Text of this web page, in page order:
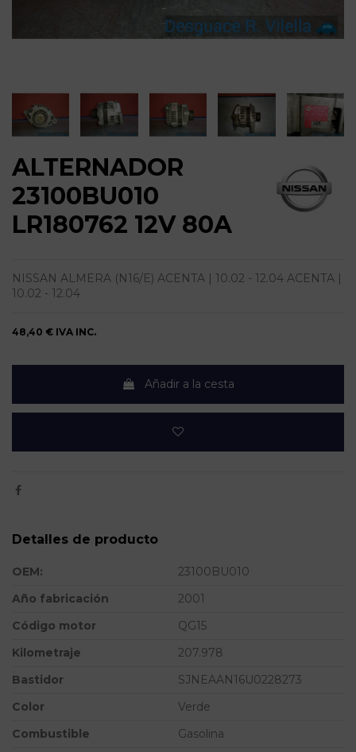
ALTERNADOR
23100BU010
LR180762 12V 80A
NISSAN ALMERA (N16/E) ACENTA | 10.02 - 12.04 ACENTA |
10.02 - 12.04
48,40 € IVA INC.
Añadir a la cesta
Detalles de producto
OEM:
23100BU010
Año fabricación
2001
Código motor
QG15
Kilometraje
207.978
Bastidor
SJNEAAN16U0228273
Color
Verde
Combustible
Gasolina